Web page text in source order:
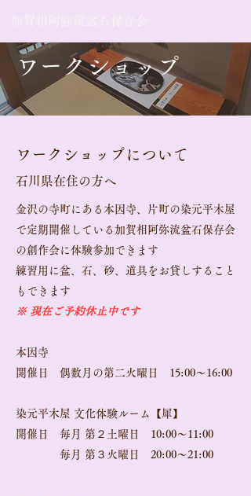
​ワークショップ
ワークショップについて
石川県在住の方へ
金沢の寺町にある本因寺、片町の染元平木屋
で定期開催している加賀相阿弥流盆石保存会
の創作会に体験参加できます
​練習用に盆、石、砂、道具をお貸しすること
もできます
※ 現在ご予約休止中です
本因寺
開催日 偶数月の第二火曜日 15:00～16:00
染元平木屋​ 文化体験ルーム【犀】
開催日 毎月 第２土曜日 10:00～11:00
毎月 第３火曜日 20:00～21:00​